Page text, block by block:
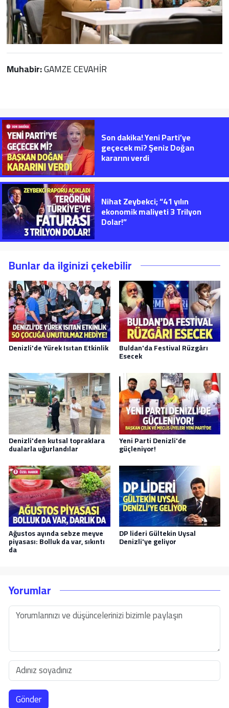
Muhabir:GAMZE CEVAHİR
Son dakika! Yeni Parti’ye
geçecek mi? Şeniz Doğan
kararını verdi
Nihat Zeybekci; “41 yılın
ekonomik maliyeti 3 Trilyon
Dolar!”
Bunlar da ilginizi çekebilir
Denizli'de Yürek Isıtan Etkinlik Buldan'da Festival Rüzgârı
Esecek
Denizli'den kutsal topraklara
dualarla uğurlandılar
Yeni Parti Denizli'de
güçleniyor!
Ağustos ayında sebze meyve
piyasası: Bolluk da var, sıkıntı
da
DP lideri Gültekin Uysal
Denizli'ye geliyor
Yorumlar
Gönder